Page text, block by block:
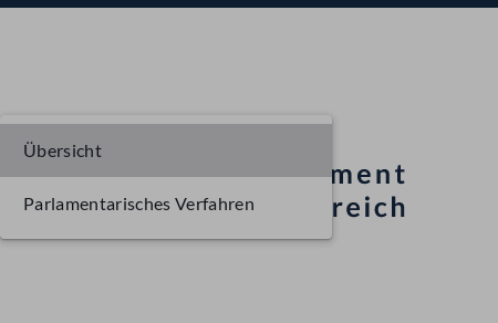
Übersicht
Parlamentarisches Verfahren